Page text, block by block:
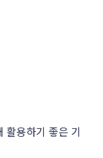
활용하기 좋은 기